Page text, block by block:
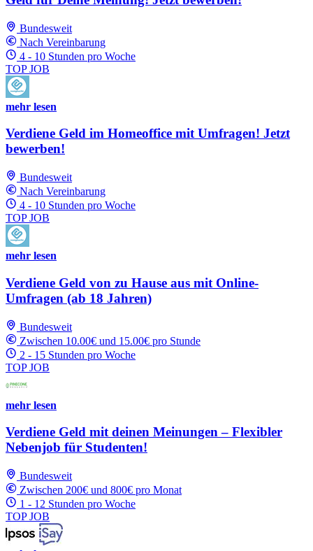
Bundesweit
Nach Vereinbarung
4 - 10 Stunden pro Woche
TOP JOB
mehr lesen
Verdiene Geld im Homeoffice mit Umfragen! Jetzt
bewerben!
Bundesweit
Nach Vereinbarung
4 - 10 Stunden pro Woche
TOP JOB
mehr lesen
Verdiene Geld von zu Hause aus mit Online-
Umfragen (ab 18 Jahren)
Bundesweit
Zwischen 10.00€ und 15.00€ pro Stunde
2 - 15 Stunden pro Woche
TOP JOB
mehr lesen
Verdiene Geld mit deinen Meinungen – Flexibler
Nebenjob für Studenten!
Bundesweit
Zwischen 200€ und 800€ pro Monat
1 - 12 Stunden pro Woche
TOP JOB